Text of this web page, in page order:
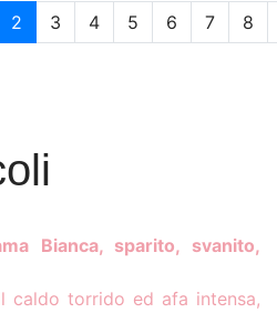
2 3 4 5 6 7 8
Bianca, sparito, svanito,
caldo torrido ed afa intensa,